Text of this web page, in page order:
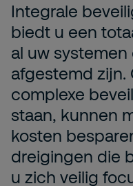
Integrale
biedt u een
al uw
afgestemd zijn.
complexe
staan, kunnen
kosten
dreigingen die
u zich veilig